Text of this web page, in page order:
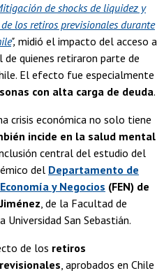
de shocks de liquidez y
los retiros previsionales durante
", midió el impacto del acceso a
quienes retiraron parte de
El efecto fue especialmente
con alta carga de deuda.
crisis económica no solo tiene
incide en la salud mental
central del estudio del
del Departamento de
y Negocios (FEN) de
, de la Facultad de
Universidad San Sebastián.
de los retiros
, aprobados en Chile